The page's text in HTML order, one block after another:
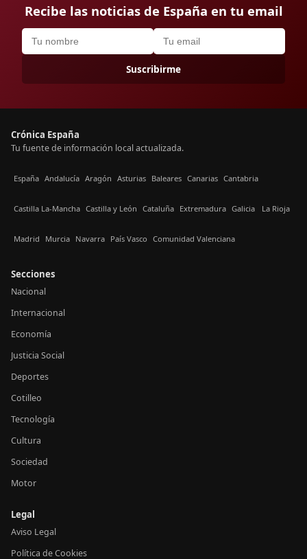
Recibe las noticias de España en tu email
Suscribirme
Crónica España
Tu fuente de información local actualizada.
España Andalucía Aragón Asturias Baleares Canarias Cantabria
Castilla La-Mancha Castilla y León Cataluña Extremadura Galicia La Rioja
Madrid Murcia Navarra País Vasco Comunidad Valenciana
Secciones
Nacional
Internacional
Economía
Justicia Social
Deportes
Cotilleo
Tecnología
Cultura
Sociedad
Motor
Legal
Aviso Legal
Política de Cookies